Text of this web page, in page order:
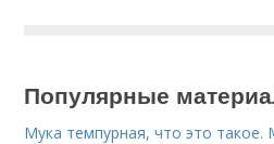
Популярные
Мука темпурная, что это такое.